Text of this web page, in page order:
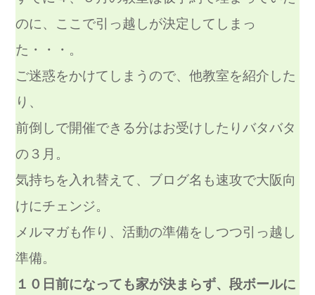
のに、ここで引っ越しが決定してしまっ
た・・・。
ご迷惑をかけてしまうので、他教室を紹介した
り、
前倒しで開催できる分はお受けしたりバタバタ
の３月。
気持ちを入れ替えて、ブログ名も速攻で大阪向
けにチェンジ。
メルマガも作り、活動の準備をしつつ引っ越し
準備。
１０日前になっても家が決まらず、段ボールに